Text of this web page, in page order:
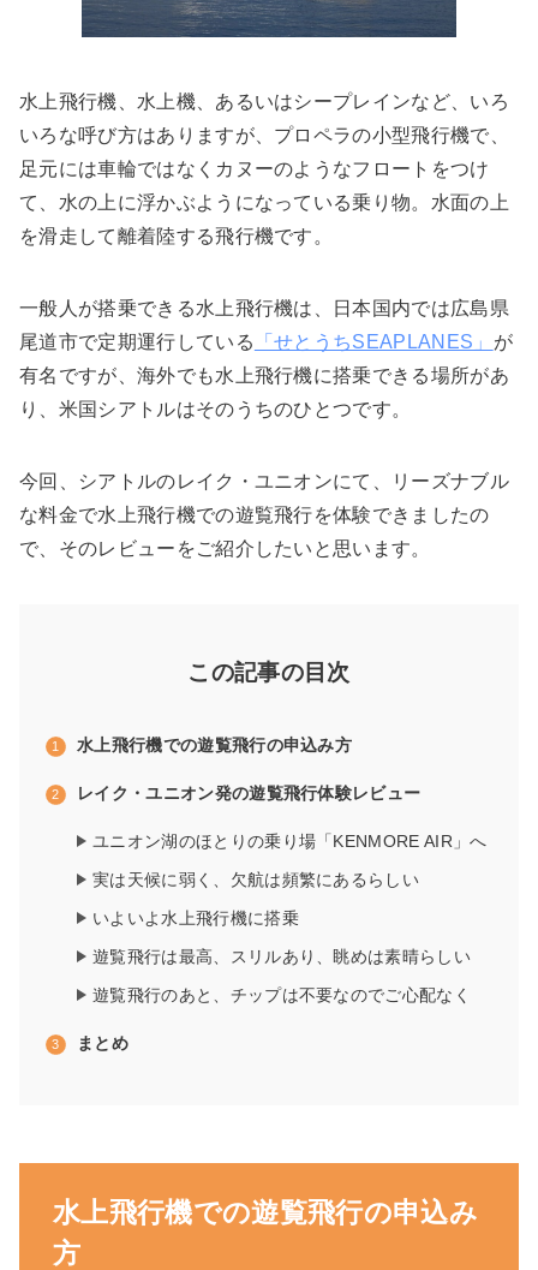
水上飛行機、水上機、あるいはシープレインなど、いろ
いろな呼び方はありますが、プロペラの小型飛行機で、
足元には車輪ではなくカヌーのようなフロートをつけ
て、水の上に浮かぶようになっている乗り物。水面の上
を滑走して離着陸する飛行機です。
一般人が搭乗できる水上飛行機は、日本国内では広島県
尾道市で定期運行している
「せとうちSEAPLANES」 が
有名ですが、海外でも水上飛行機に搭乗できる場所があ
り、米国シアトルはそのうちのひとつです。
今回、シアトルのレイク・ユニオンにて、リーズナブル
な料金で水上飛行機での遊覧飛行を体験できましたの
で、そのレビューをご紹介したいと思います。
この記事の目次
水上飛行機での遊覧飛行の申込み方
レイク・ユニオン発の遊覧飛行体験レビュー
ユニオン湖のほとりの乗り場「KENMORE AIR」へ
実は天候に弱く、欠航は頻繁にあるらしい
いよいよ水上飛行機に搭乗
遊覧飛行は最高、スリルあり、眺めは素晴らしい
遊覧飛行のあと、チップは不要なのでご心配なく
まとめ
水上飛行機での遊覧飛行の申込み
方